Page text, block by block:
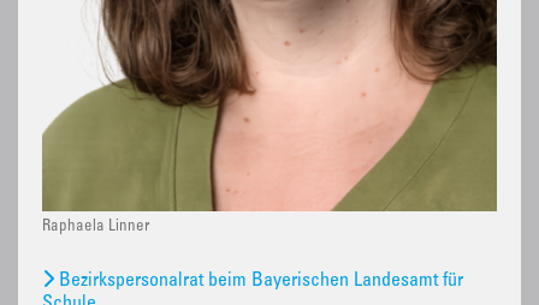
Raphaela Linner
Bezirkspersonalrat beim Bayerischen Landesamt für